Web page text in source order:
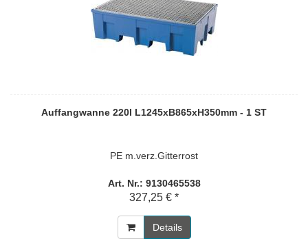
Auffangwanne 220l L1245xB865xH350mm - 1 ST
PE m.verz.Gitterrost
Art. Nr.: 9130465538
327,25 € *
Details